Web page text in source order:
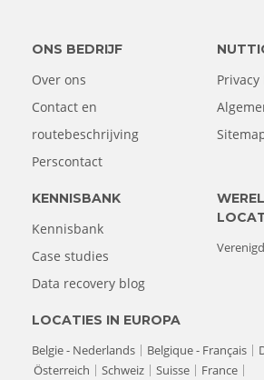
ONS BEDRIJF
Over ons
Contact en
routebeschrijving
Perscontact
Privacy
KENNISBANK
Kennisbank
Case studies
Data recovery blog
LOCATIES IN EUROPA
Belgie - Nederlands
Belgique - Français
Österreich
Schweiz Suisse
France